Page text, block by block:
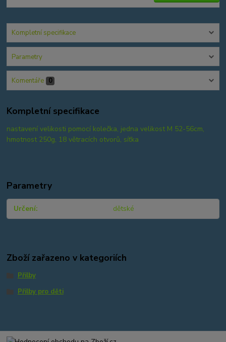
Kompletní specifikace
Parametry
Komentáře 0
Kompletní specifikace
nastavení velikosti pomocí kolečka, jedna velikost M 52-56cm,
hmotnost 250g, 18 větracích otvorů, síťka
Parametry
Určení dětské
Zboží zařazeno v kategoriích
Přilby
Přilby pro děti